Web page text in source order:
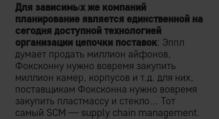
Для зависимых же компаний
планирование является единственной на
сегодня доступной технологией
организации цепочки поставок: Эппл
думает продать миллион айфонов,
Фоксконну нужно вовремя закупить
миллион камер, корпусов и т.д. для них,
поставщикам Фоксконна нужно вовремя
закупить пластмассу и стекло... Тот
самый SCM — supply chain management.